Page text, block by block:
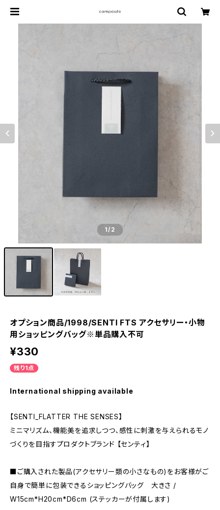
1/2
オプション商品/1998/SENTI FTS アクセサリー・小物
用ショッピングバッグ※単品購入不可
¥330
残り1点
International shipping available
【SENTI_FLATTER THE SENSES】
ミニマリズム、機能美を追求しつつ、感性に刺激を与えられるモノ
づくりを目指すプロダクトブランド 【センティ】
■ご購入された製品(アクセサリー類の小さなもの)をお客様がご
自身で簡単に包装できるショッピングバッグ 大きさ /
W15cm*H20cm*D6cm (ステッカーが付属します)